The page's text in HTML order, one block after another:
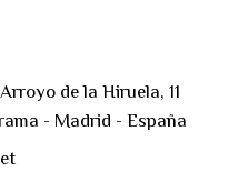
de la Hiruela, 11
- Madrid - España